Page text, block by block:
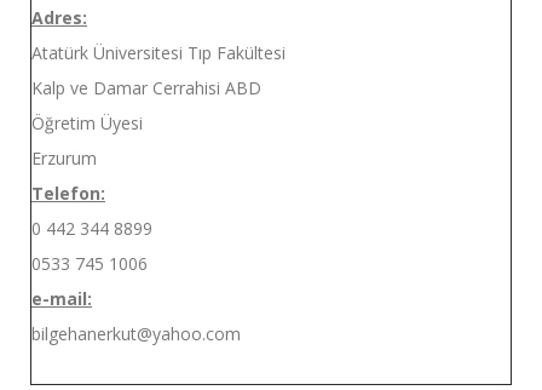
Adres:
Atatürk Üniversitesi Tıp Fakültesi
Kalp ve Damar Cerrahisi ABD
Öğretim Üyesi
Erzurum
Telefon:
0 442 344 8899
0533 745 1006
e-mail:
bilgehanerkut@yahoo.com